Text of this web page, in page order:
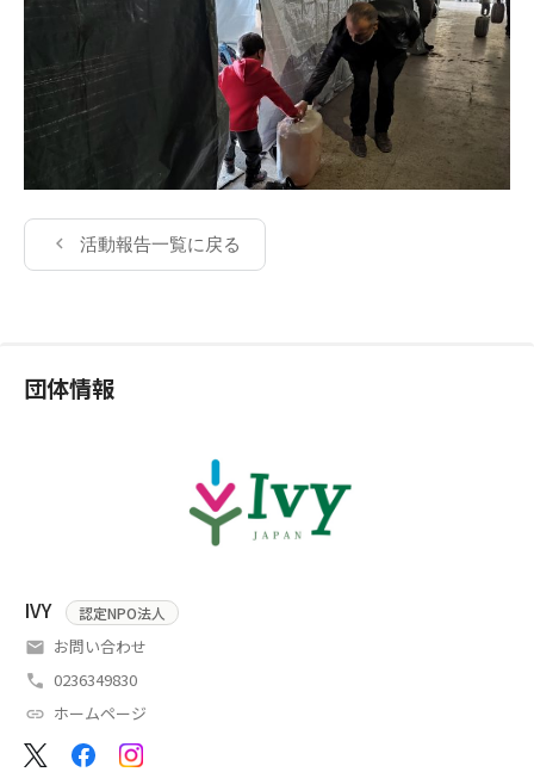
活動報告一覧に戻る
団体情報
IVY 認定NPO法人
お問い合わせ
0236349830
ホームページ